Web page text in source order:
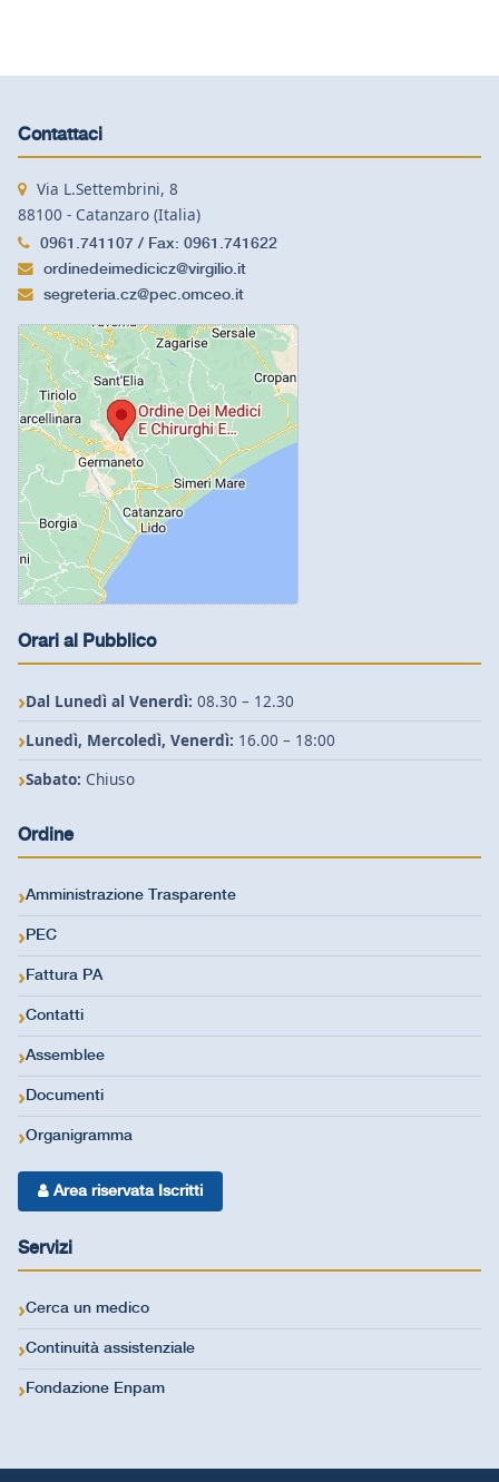
Contattaci
Via L.Settembrini, 8
88100 - Catanzaro (Italia)
0961.741107 / Fax: 0961.741622
ordinedeimedicicz@virgilio.it
segreteria.cz@pec.omceo.it
Orari al Pubblico
Dal Lunedì al Venerdì: 08.30 – 12.30
Lunedì, Mercoledì, Venerdì: 16.00 – 18:00
Sabato: Chiuso
Ordine
Amministrazione Trasparente
PEC
Fattura PA
Contatti
Assemblee
Documenti
Organigramma
Area riservata Iscritti
Servizi
Cerca un medico
Continuità assistenziale
Fondazione Enpam